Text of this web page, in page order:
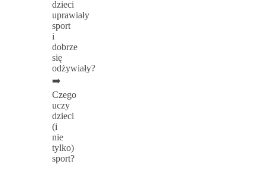
dzieci
uprawiały
sport
i
dobrze
się
odżywiały?
➡️
Czego
uczy
dzieci
(i
nie
tylko)
sport?